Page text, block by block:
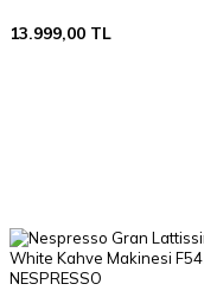
13.999,00 TL